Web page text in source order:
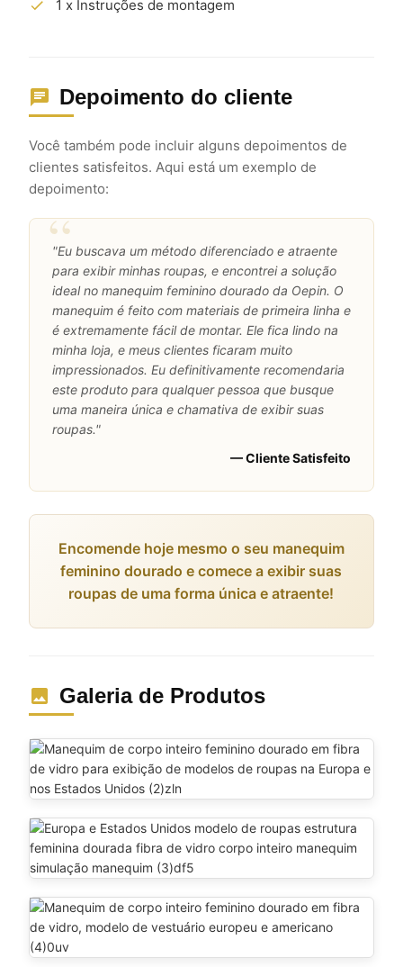
1 x Instruções de montagem
Depoimento do cliente
Você também pode incluir alguns depoimentos de
clientes satisfeitos. Aqui está um exemplo de
depoimento:
"Eu buscava um método diferenciado e atraente
para exibir minhas roupas, e encontrei a solução
ideal no manequim feminino dourado da Oepin. O
manequim é feito com materiais de primeira linha e
é extremamente fácil de montar. Ele fica lindo na
minha loja, e meus clientes ficaram muito
impressionados. Eu definitivamente recomendaria
este produto para qualquer pessoa que busque
uma maneira única e chamativa de exibir suas
roupas."
— Cliente Satisfeito
Encomende hoje mesmo o seu manequim
feminino dourado e comece a exibir suas
roupas de uma forma única e atraente!
Galeria de Produtos